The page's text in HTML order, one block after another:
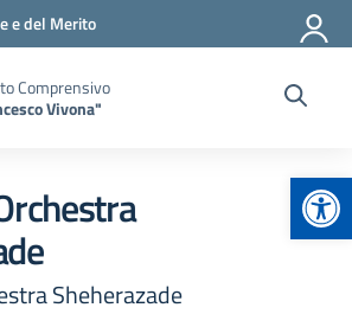
e del Merito
Comprensivo
Vivona"
Sheherazade